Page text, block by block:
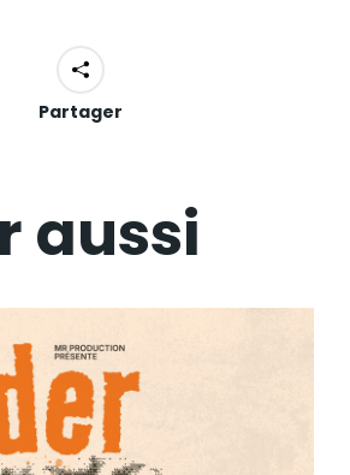
Partager
aussi